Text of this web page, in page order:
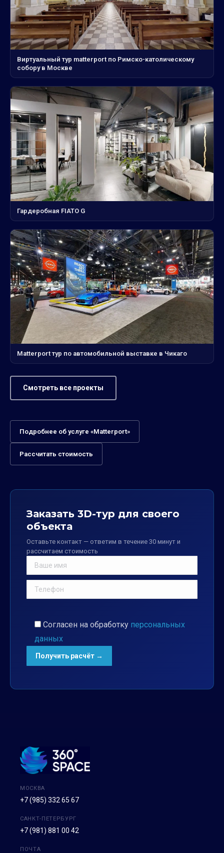
Виртуальный тур matterport по Римско-католическому
собору в Москве
Гардеробная FIATO G
Matterport тур по автомобильной выставке в Чикаго
Смотреть все проекты
Подробнее об услуге «Matterport»
Рассчитать стоимость
Заказать 3D-тур для своего
объекта
Оставьте контакт — ответим в течение 30 минут и
рассчитаем стоимость
Согласен на обработку персональных
данных
МОСКВА
+7 (985) 332 65 67
САНКТ-ПЕТЕРБУРГ
+7 (981) 881 00 42
ПОЧТА